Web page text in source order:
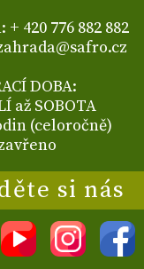
420 776 882 882
DOBA:
až SOBOTA
(celoročně)
si nás